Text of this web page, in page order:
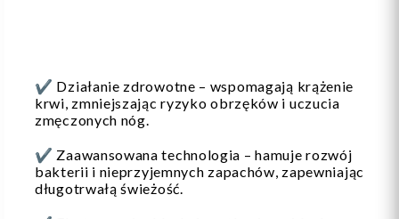
✔️ Działanie zdrowotne – wspomagają krążenie
krwi, zmniejszając ryzyko obrzęków i uczucia
zmęczonych nóg.
✔️ Zaawansowana technologia – hamuje rozwój
bakterii i nieprzyjemnych zapachów, zapewniając
długotrwałą świeżość.